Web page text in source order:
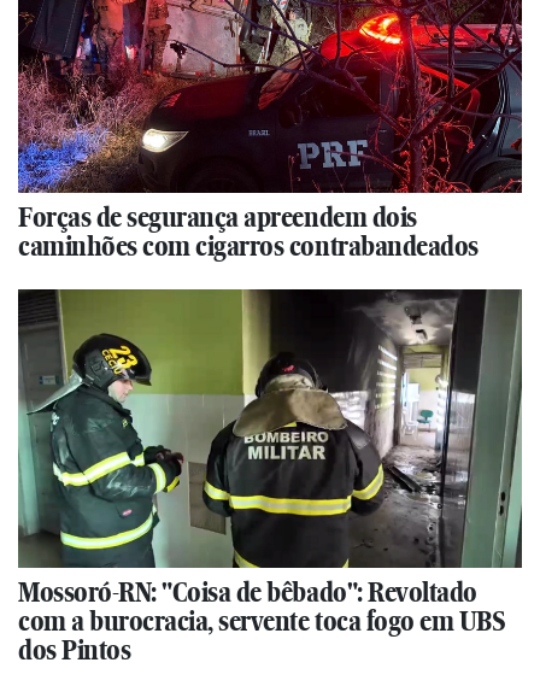
Forças de segurança apreendem dois
caminhões com cigarros contrabandeados
Mossoró-RN: "Coisa de bêbado": Revoltado
com a burocracia, servente toca fogo em UBS
dos Pintos